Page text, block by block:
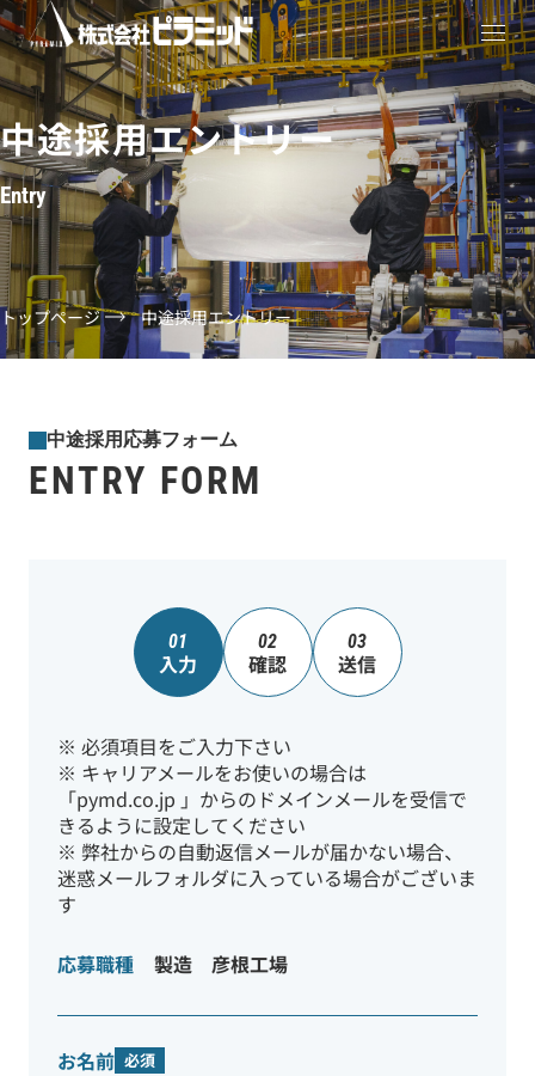
中途採用エントリー
Entry
トップページ 中途採用エントリー
ENTRY FORM
中途採用応募フォーム
01
入力
02
確認
03
送信
※ 必須項目をご入力下さい
※ キャリアメールをお使いの場合は
「pymd.co.jp 」からのドメインメールを受信で
きるように設定してください
※ 弊社からの自動返信メールが届かない場合、
迷惑メールフォルダに入っている場合がございま
す
応募職種 製造 彦根工場
お名前 必須